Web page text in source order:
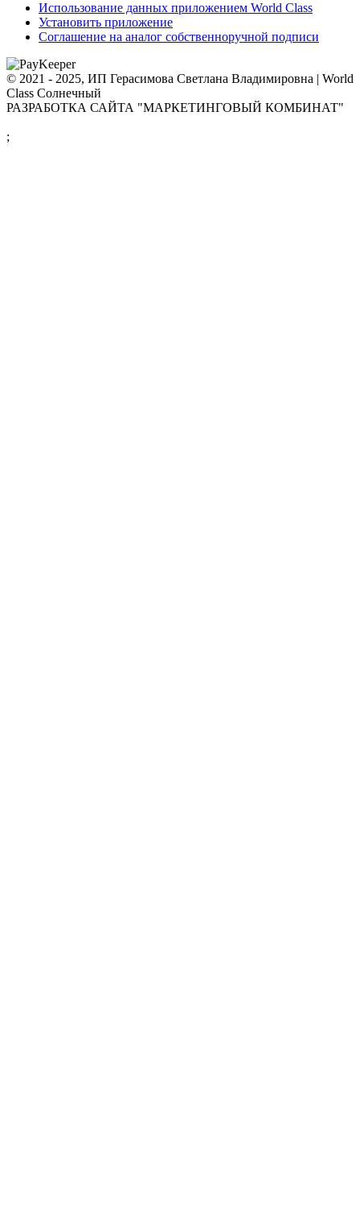
Использование данных приложением World Class
Установить приложение
Соглашение на аналог собственноручной подписи
© 2021 - 2025, ИП Герасимова Светлана Владимировна | World
Class Солнечный
РАЗРАБОТКА САЙТА "МАРКЕТИНГОВЫЙ КОМБИНАТ"
;